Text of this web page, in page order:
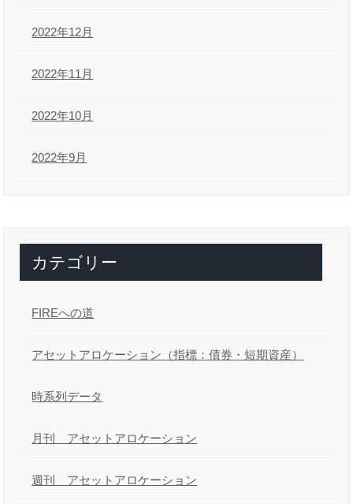
2022年12月
2022年11月
2022年10月
2022年9月
カテゴリー
FIREへの道
アセットアロケーション（指標：債券・短期資産）
時系列データ
月刊 アセットアロケーション
週刊 アセットアロケーション